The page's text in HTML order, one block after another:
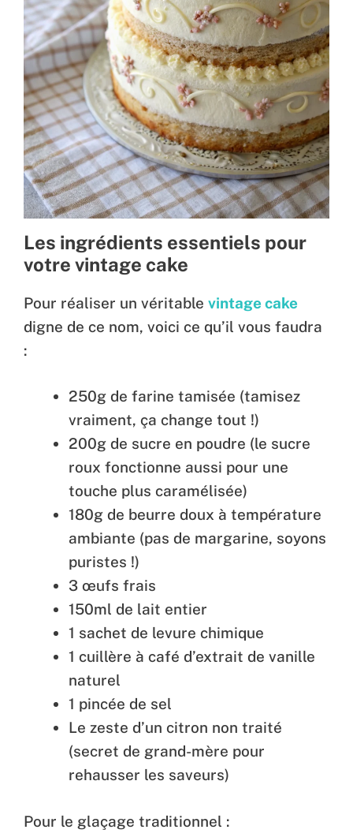
Les ingrédients essentiels pour
votre vintage cake
Pour réaliser un véritable vintage cake
digne de ce nom, voici ce qu’il vous faudra
:
250g de farine tamisée (tamisez
vraiment, ça change tout !)
200g de sucre en poudre (le sucre
roux fonctionne aussi pour une
touche plus caramélisée)
180g de beurre doux à température
ambiante (pas de margarine, soyons
puristes !)
3 œufs frais
150ml de lait entier
1 sachet de levure chimique
1 cuillère à café d’extrait de vanille
naturel
1 pincée de sel
Le zeste d’un citron non traité
(secret de grand-mère pour
rehausser les saveurs)
Pour le glaçage traditionnel :